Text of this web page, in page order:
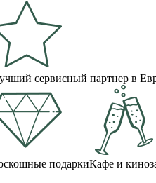
сервисный партнер в
подаркиКафе и